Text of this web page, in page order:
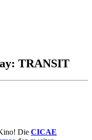
TRANSIT
Die CICAE